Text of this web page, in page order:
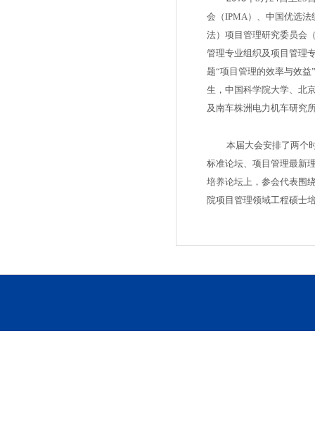
会（IPMA）、中国优选
法）项目管理研究委员会
管理专业组织及项目管理
题“项目管理的效率与效
生，中国科学院大学、北
及南车株洲电力机车研究
本届大会安排了两个时
标准论坛、项目管理最新
培养论坛上，参会代表围
院项目管理领域工程硕士